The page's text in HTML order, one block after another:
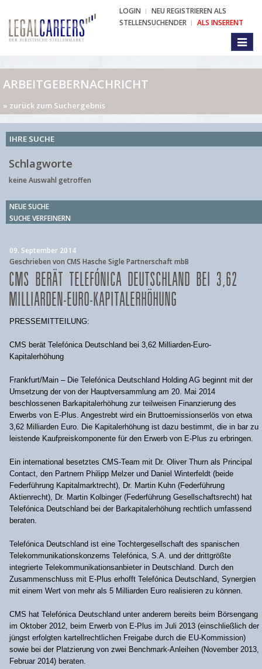
LOGIN
NEU REGISTRIEREN ALS
STELLENSUCHENDER
ALS INSERENT
ARBEITGEBERNACHRICHT
» zurück zum Suchergebnis
IHRE SUCHE
Schlagworte
keine Auswahl getroffen
NEUE SUCHE
SUCHE VERFEINERN
09. September 2014
Geschrieben von CMS Hasche Sigle Partnerschaft mbB
CMS BERÄT TELEFÓNICA DEUTSCHLAND BEI 3,62
MILLIARDEN-EURO-KAPITALERHÖHUNG
PRESSEMITTEILUNG:
CMS berät Telefónica Deutschland bei 3,62 Milliarden-Euro-
Kapitalerhöhung
Frankfurt/Main – Die Telefónica Deutschland Holding AG beginnt mit der
Umsetzung der von der Hauptversammlung am 20. Mai 2014
beschlossenen Barkapitalerhöhung zur teilweisen Finanzierung des
Erwerbs von E-Plus. Angestrebt wird ein Bruttoemissionserlös von etwa
3,62 Milliarden Euro. Die Kapitalerhöhung ist dazu bestimmt, die in bar zu
leistende Kaufpreiskomponente für den Erwerb von E-Plus zu erbringen.
Ein international besetztes CMS-Team mit Dr. Oliver Thurn als Principal
Contact, den Partnern Philipp Melzer und Daniel Winterfeldt (beide
Federführung Kapitalmarktrecht), Dr. Martin Kuhn (Federführung
Aktienrecht), Dr. Martin Kolbinger (Federführung Gesellschaftsrecht) hat
Telefónica Deutschland bei der Barkapitalerhöhung rechtlich umfassend
beraten.
Telefónica Deutschland ist eine Tochtergesellschaft des spanischen
Telekommunikationskonzerns Telefónica, S.A. und der drittgrößte
integrierte Telekommunikationsanbieter in Deutschland. Durch den
Zusammenschluss mit E-Plus erhofft Telefónica Deutschland, Synergien
mit einem Wert von mehr als 5 Milliarden Euro realisieren zu können.
CMS hat Telefónica Deutschland unter anderem bereits beim Börsengang
im Oktober 2012, beim Erwerb von E-Plus im Juli 2013 (einschließlich der
jüngst erfolgten kartellrechtlichen Freigabe durch die EU-Kommission)
sowie bei der Platzierung von zwei Benchmark-Anleihen (November 2013,
Februar 2014) beraten.